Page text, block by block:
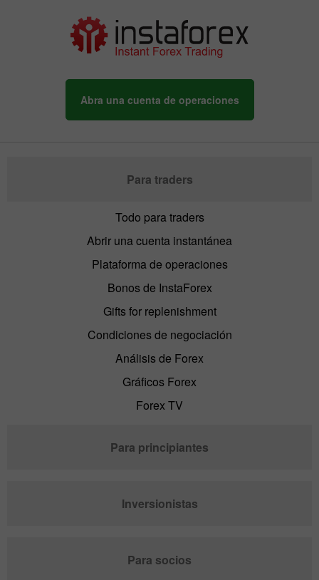
Abra una cuenta de operaciones
Para traders
Todo para traders
Abrir una cuenta instantánea
Plataforma de operaciones
Bonos de InstaForex
Gifts for replenishment
Condiciones de negociación
Análisis de Forex
Gráficos Forex
Forex TV
Para principiantes
Inversionistas
Para socios